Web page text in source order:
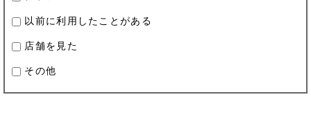
以前に利用したことがある
店舗を見た
その他